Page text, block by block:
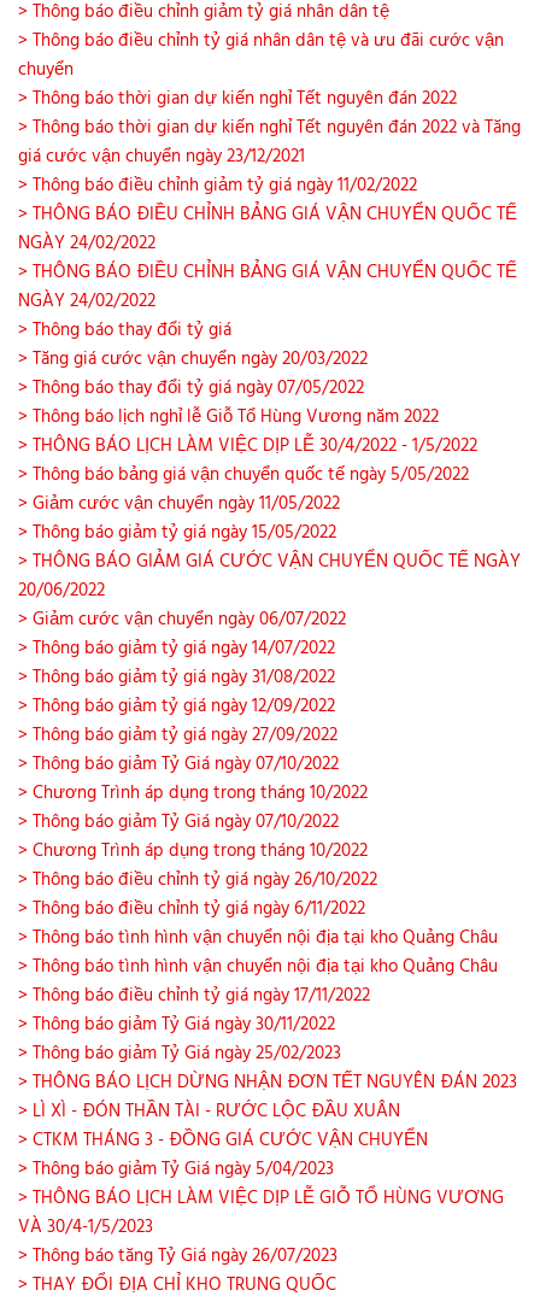
> Thông báo điều chỉnh giảm tỷ giá nhân dân tệ
> Thông báo điều chỉnh tỷ giá nhân dân tệ và ưu đãi cước vận
chuyển
> Thông báo thời gian dự kiến nghỉ Tết nguyên đán 2022
> Thông báo thời gian dự kiến nghỉ Tết nguyên đán 2022 và Tăng
giá cước vận chuyển ngày 23/12/2021
> Thông báo điều chỉnh giảm tỷ giá ngày 11/02/2022
> THÔNG BÁO ĐIỀU CHỈNH BẢNG GIÁ VẬN CHUYỂN QUỐC TẾ
NGÀY 24/02/2022
> THÔNG BÁO ĐIỀU CHỈNH BẢNG GIÁ VẬN CHUYỂN QUỐC TẾ
NGÀY 24/02/2022
> Thông báo thay đổi tỷ giá
> Tăng giá cước vận chuyển ngày 20/03/2022
> Thông báo thay đổi tỷ giá ngày 07/05/2022
> Thông báo lịch nghỉ lễ Giỗ Tổ Hùng Vương năm 2022
> THÔNG BÁO LỊCH LÀM VIỆC DỊP LỄ 30/4/2022 - 1/5/2022
> Thông báo bảng giá vận chuyển quốc tế ngày 5/05/2022
> Giảm cước vận chuyển ngày 11/05/2022
> Thông báo giảm tỷ giá ngày 15/05/2022
> THÔNG BÁO GIẢM GIÁ CƯỚC VẬN CHUYỂN QUỐC TẾ NGÀY
20/06/2022
> Giảm cước vận chuyển ngày 06/07/2022
> Thông báo giảm tỷ giá ngày 14/07/2022
> Thông báo giảm tỷ giá ngày 31/08/2022
> Thông báo giảm tỷ giá ngày 12/09/2022
> Thông báo giảm tỷ giá ngày 27/09/2022
> Thông báo giảm Tỷ Giá ngày 07/10/2022
> Chương Trình áp dụng trong tháng 10/2022
> Thông báo giảm Tỷ Giá ngày 07/10/2022
> Chương Trình áp dụng trong tháng 10/2022
> Thông báo điều chỉnh tỷ giá ngày 26/10/2022
> Thông báo điều chỉnh tỷ giá ngày 6/11/2022
> Thông báo tình hình vận chuyển nội địa tại kho Quảng Châu
> Thông báo tình hình vận chuyển nội địa tại kho Quảng Châu
> Thông báo điều chỉnh tỷ giá ngày 17/11/2022
> Thông báo giảm Tỷ Giá ngày 30/11/2022
> Thông báo giảm Tỷ Giá ngày 25/02/2023
> THÔNG BÁO LỊCH DỪNG NHẬN ĐƠN TẾT NGUYÊN ĐÁN 2023
> LÌ XÌ - ĐÓN THẦN TÀI - RƯỚC LỘC ĐẦU XUÂN
> CTKM THÁNG 3 - ĐỒNG GIÁ CƯỚC VẬN CHUYỂN
> Thông báo giảm Tỷ Giá ngày 5/04/2023
> THÔNG BÁO LỊCH LÀM VIỆC DỊP LỄ GIỖ TỔ HÙNG VƯƠNG
VÀ 30/4-1/5/2023
> Thông báo tăng Tỷ Giá ngày 26/07/2023
> THAY ĐỔI ĐỊA CHỈ KHO TRUNG QUỐC